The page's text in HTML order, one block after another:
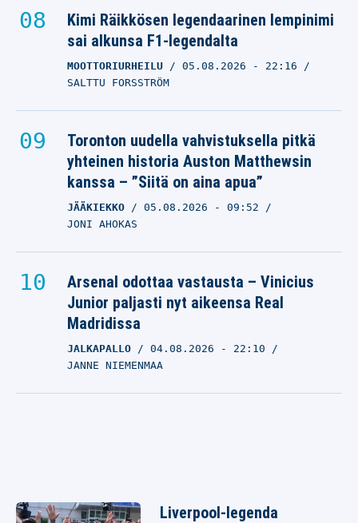
Kimi Räikkösen legendaarinen lempinimi
sai alkunsa F1-legendalta
MOOTTORIURHEILU 05.08.2026 - 22:16
SALTTU FORSSTRÖM
Toronton uudella vahvistuksella pitkä
yhteinen historia Auston Matthewsin
kanssa – ”Siitä on aina apua”
JÄÄKIEKKO 05.08.2026 - 09:52
JONI AHOKAS
Arsenal odottaa vastausta – Vinicius
Junior paljasti nyt aikeensa Real
Madridissa
JALKAPALLO 04.08.2026 - 22:10
JANNE NIEMENMAA
Liverpool-legenda